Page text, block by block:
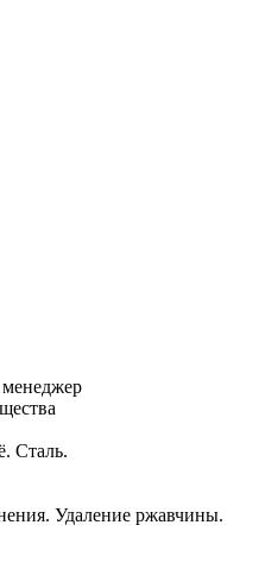
менеджер
Сталь.
Удаление ржавчины.